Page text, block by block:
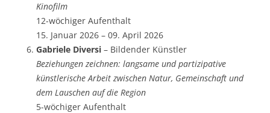
Kinofilm
12-wöchiger Aufenthalt
15. Januar 2026 – 09. April 2026
Gabriele Diversi – Bildender Künstler
Beziehungen zeichnen: langsame und partizipative
künstlerische Arbeit zwischen Natur, Gemeinschaft und
dem Lauschen auf die Region
5-wöchiger Aufenthalt